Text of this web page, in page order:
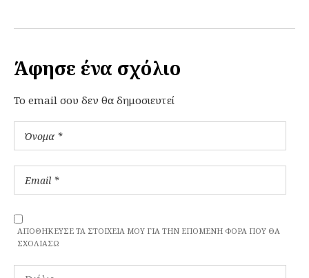
Άφησε ένα σχόλιο
To email σου δεν θα δημοσιευτεί
ΑΠΟΘΉΚΕΥΣΕ ΤΑ ΣΤΟΙΧΕΊΑ ΜΟΥ ΓΙΑ ΤΗΝ ΕΠΌΜΕΝΗ ΦΟΡΆ ΠΟΥ ΘΑ
ΣΧΟΛΙΆΣΩ